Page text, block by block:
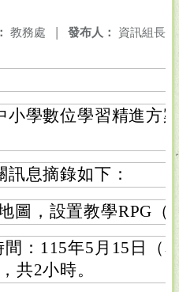
發布人： 資訊組長
教務處 |
小學數位學習精進方
訊息摘錄如下：
圖，設置教學RPG（
間：115年5月15日（
共2小時。